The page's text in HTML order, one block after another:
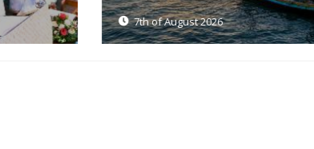
7th of August 2026